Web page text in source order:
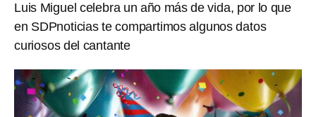
Luis Miguel celebra un año más de vida, por lo que
en SDPnoticias te compartimos algunos datos
curiosos del cantante